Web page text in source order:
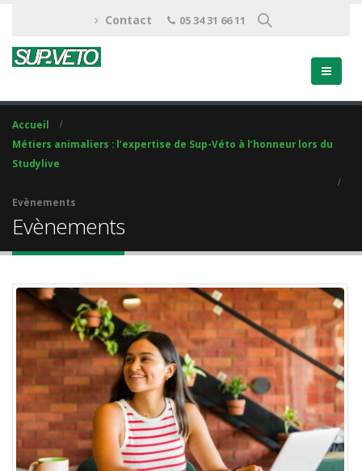
Contact 05 34 31 66 11
Accueil
Métiers animaliers : l’expertise de Sup-Véto à l’honneur lors du
Studylive
Evènements
Evènements